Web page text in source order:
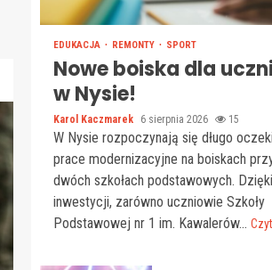
EDUKACJA REMONTY SPORT
Nowe boiska dla
w Nysie!
Karol Kaczmarek 6 sierpnia 2026 15
W Nysie rozpoczynają się długo
prace modernizacyjne na boiskach
dwóch szkołach podstawowych.
inwestycji, zarówno uczniowie Szkoły
Podstawowej nr 1 im. Kawalerów...